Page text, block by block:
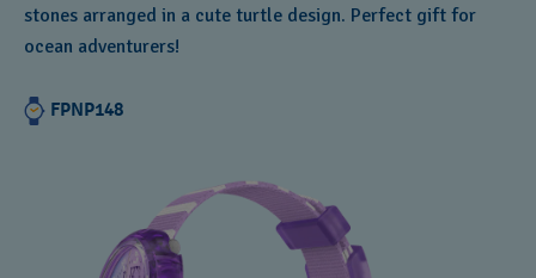
stones arranged in a cute turtle design. Perfect gift for
ocean adventurers!
FPNP148